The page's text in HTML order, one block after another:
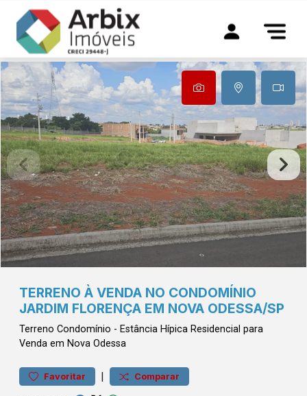
TERRENO À VENDA NO CONDOMÍNIO
JARDIM FLORENÇA EM NOVA ODESSA/SP
Terreno Condomínio - Estância Hípica Residencial para
Venda em Nova Odessa
Favoritar | Comparar